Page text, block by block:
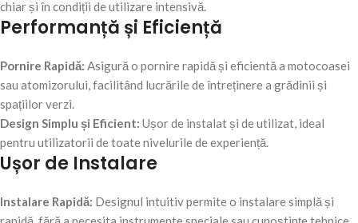
chiar și în condiții de utilizare intensivă.
Performanță și Eficiență
Pornire Rapidă: Asigură o pornire rapidă și eficientă a motocoasei
sau atomizorului, facilitând lucrările de întreținere a grădinii și
spațiilor verzi.
Design Simplu și Eficient: Ușor de instalat și de utilizat, ideal
pentru utilizatorii de toate nivelurile de experiență.
Ușor de Instalare
Instalare Rapidă: Designul intuitiv permite o instalare simplă și